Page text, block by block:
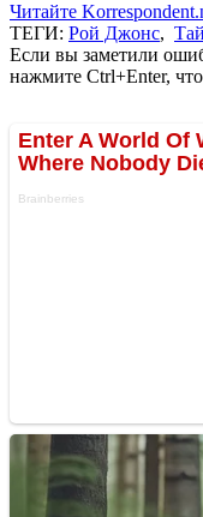
Читайте
ТЕГИ: Рой Джонс,
Если вы заметили
нажмите Ctrl+Enter,